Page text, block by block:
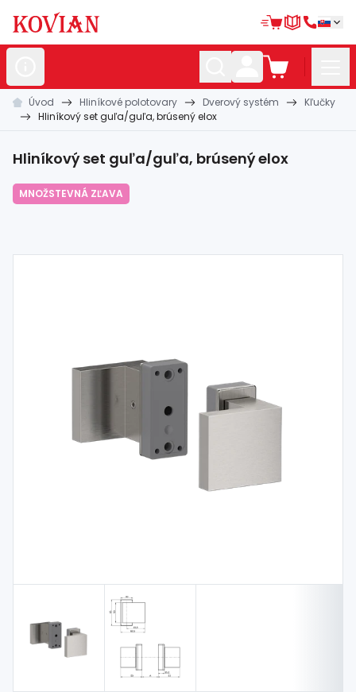
Nerezovépolotovary
polotovary
Zábradlia amadlá
materiál
Úvod Hliníkové polotovary Dverový systém
Kľučky
Hliníkový set guľa/guľa, brúsený elox
Hliníkový set guľa/guľa, brúsený elox
MNOŽSTEVNÁ ZĽAVA